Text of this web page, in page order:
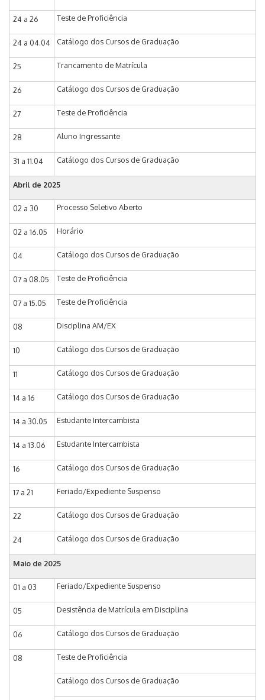
24 a 26 Teste de Proficiência
24 a 04.04 Catálogo dos Cursos de Graduação
25 Trancamento de Matrícula
26 Catálogo dos Cursos de Graduação
27 Teste de Proficiência
28 Aluno Ingressante
31 a 11.04 Catálogo dos Cursos de Graduação
Abril de 2025
02 a 30 Processo Seletivo Aberto
02 a 16.05 Horário
04 Catálogo dos Cursos de Graduação
07 a 08.05 Teste de Proficiência
07 a 15.05 Teste de Proficiência
08 Disciplina AM/EX
10 Catálogo dos Cursos de Graduação
11 Catálogo dos Cursos de Graduação
14 a 16 Catálogo dos Cursos de Graduação
14 a 30.05 Estudante Intercambista
14 a 13.06 Estudante Intercambista
16 Catálogo dos Cursos de Graduação
17 a 21 Feriado/Expediente Suspenso
22 Catálogo dos Cursos de Graduação
24 Catálogo dos Cursos de Graduação
Maio de 2025
01 a 03 Feriado/Expediente Suspenso
05 Desistência de Matrícula em Disciplina
06 Catálogo dos Cursos de Graduação
08 Teste de Proficiência
Catálogo dos Cursos de Graduação